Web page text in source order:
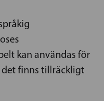
kan användas för
finns tillräckligt